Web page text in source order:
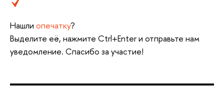
Нашли опечатку?
ыделите её, нажмите Ctrl+Enter и отправьте нам
уведомление. Спасибо за участие!